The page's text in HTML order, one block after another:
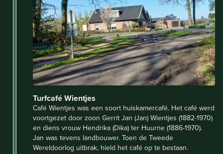
Turfcafé Wientjes
Café Wientjes was een soort huiskamercafé. Het café werd
voortgezet door zoon Gerrit Jan (Jan) Wientjes (1882-1970)
en diens vrouw Hendrika (Dika) ter Huurne (1886-1970).
Jan was tevens landbouwer. Toen de Tweede
Wereldoorlog uitbrak, hield het café op te bestaan.